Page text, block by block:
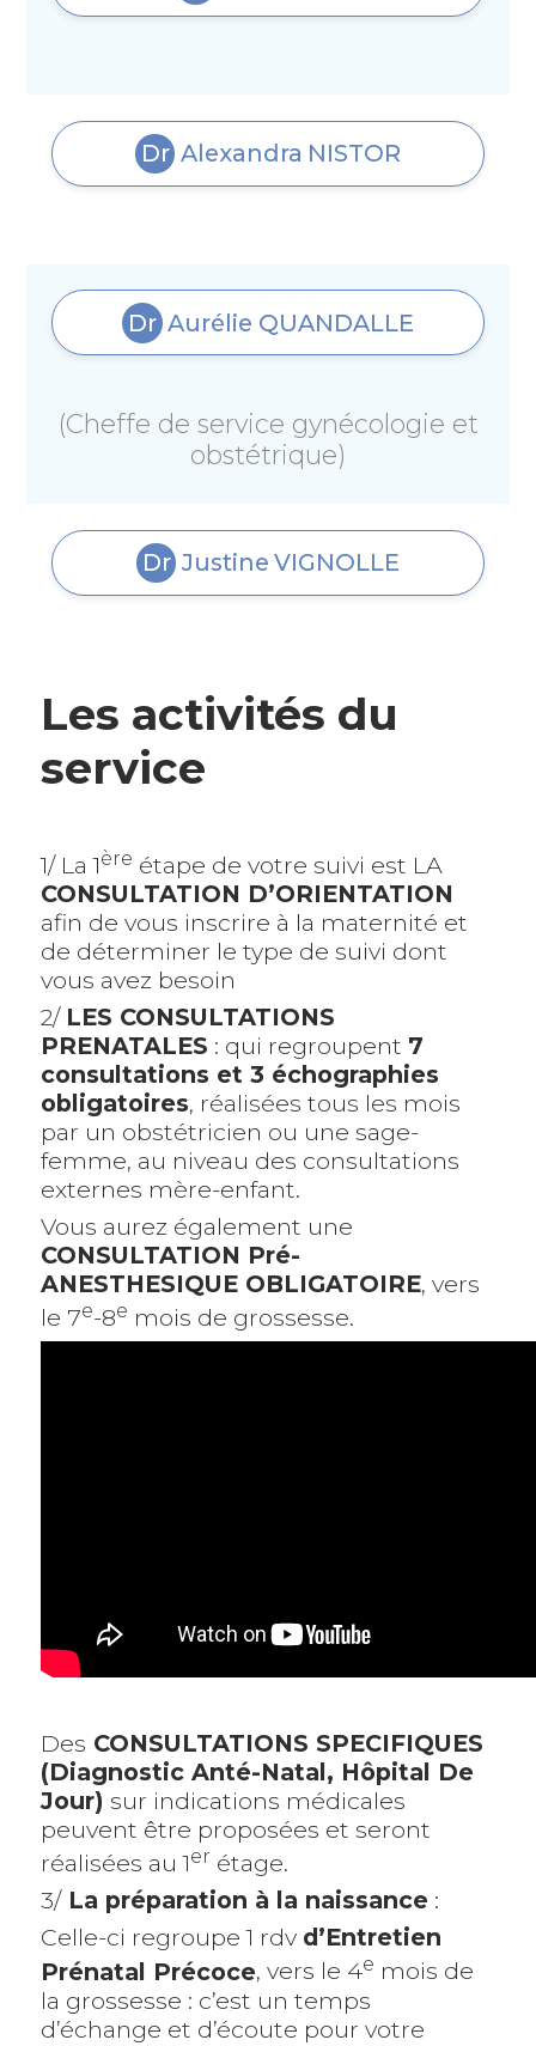
Dr Alexandra NISTOR
Dr Aurélie QUANDALLE
(Cheffe de service gynécologie et
obstétrique)
Dr Justine VIGNOLLE
Les activités du
service
1/ La 1ère étape de votre suivi est LA
CONSULTATION D’ORIENTATION
afin de vous inscrire à la maternité et
de déterminer le type de suivi dont
vous avez besoin
2/ LES CONSULTATIONS
PRENATALES : qui regroupent 7
consultations et 3 échographies
obligatoires, réalisées tous les mois
par un obstétricien ou une sage-
femme, au niveau des consultations
externes mère-enfant.
Vous aurez également une
CONSULTATION Pré-
ANESTHESIQUE OBLIGATOIRE, vers
le 7e-8e mois de grossesse.
Des CONSULTATIONS SPECIFIQUES
(Diagnostic Anté-Natal, Hôpital De
Jour) sur indications médicales
peuvent être proposées et seront
réalisées au 1er étage.
3/La préparation à la naissance :
Celle-ci regroupe 1 rdv d’Entretien
Prénatal Précoce, vers le 4e mois de
la grossesse : c’est un temps
d’échange et d’écoute pour votre